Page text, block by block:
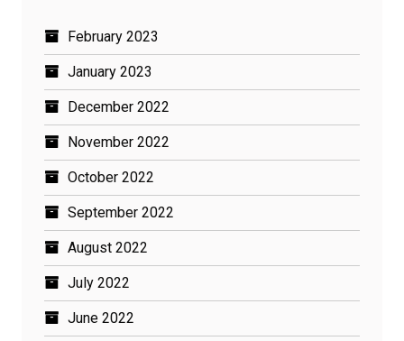
February 2023
January 2023
December 2022
November 2022
October 2022
September 2022
August 2022
July 2022
June 2022